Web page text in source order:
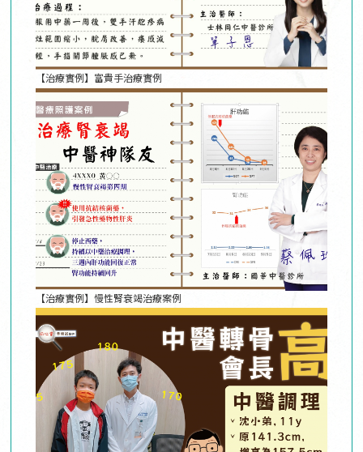
【治療實例】富貴手治療實例
【治療實例】慢性腎衰竭治療案例